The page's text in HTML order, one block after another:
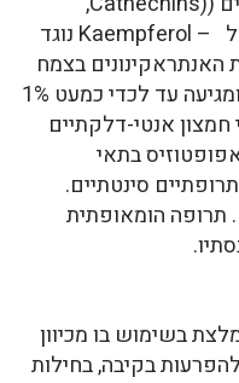
פלאבונואידים שונים כגון קמפרול – Kaempferol נוגד
האנתראקינונים בצמח
מכפילה את עצמה במהלך הקיץ, ומגיעה עד לכדי כמעט 1%
אנטי-דלקתיים
בתאי
סינטתיים.
הומאופתית
בשימוש בו מכיוון
בקיבה, בחילות